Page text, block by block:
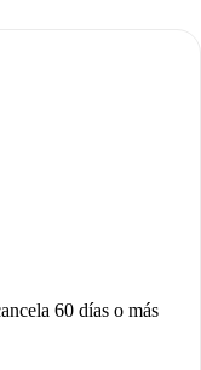
60 días o más